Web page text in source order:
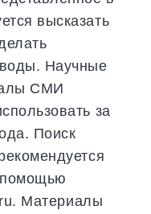
высказать
Научные
СМИ
за
Поиск
помощью
Материалы